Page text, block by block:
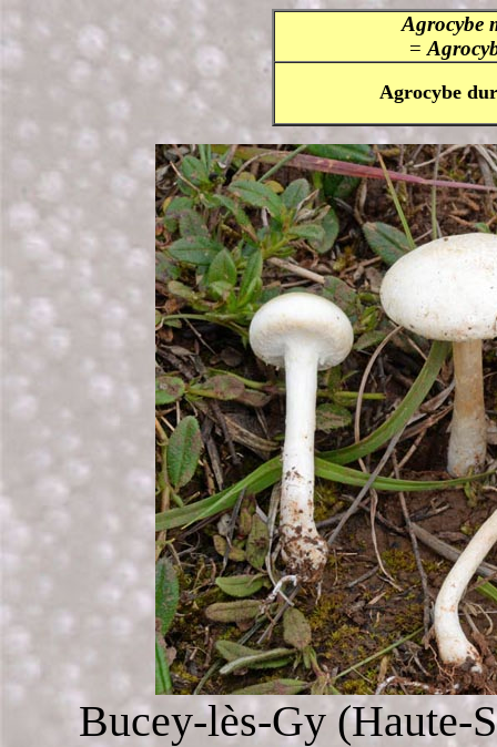
Agrocybe
=
Agrocybe dur
Bucey-lès-Gy (Haute-